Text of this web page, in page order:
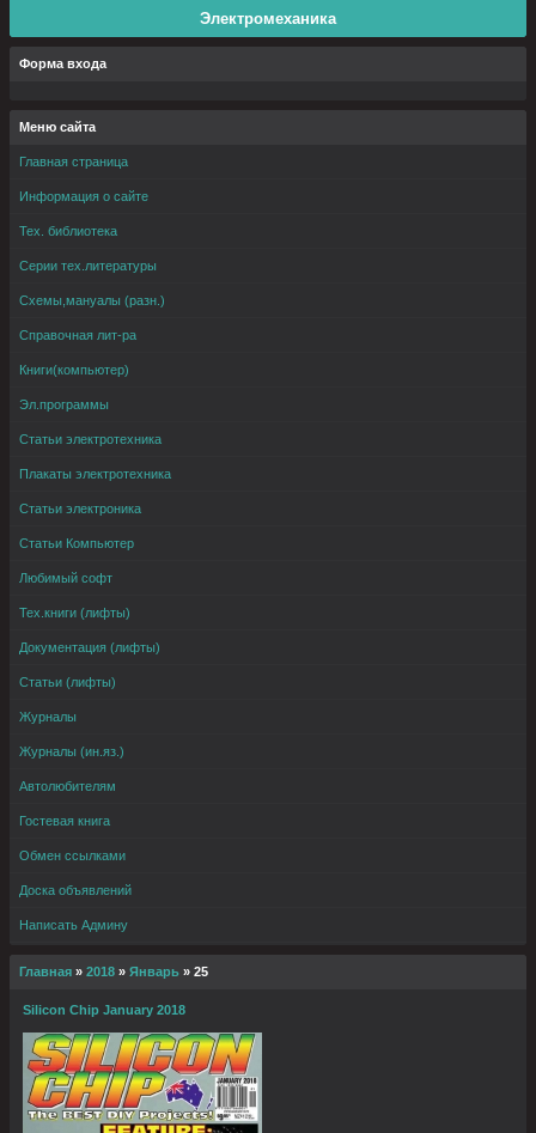
Электромеханика
Форма входа
Меню сайта
Главная страница
Информация о сайте
Тех. библиотека
Серии тех.литературы
Схемы,мануалы (разн.)
Справочная лит-ра
Книги(компьютер)
Эл.программы
Статьи электротехника
Плакаты электротехника
Статьи электроника
Статьи Компьютер
Любимый софт
Тех.книги (лифты)
Документация (лифты)
Статьи (лифты)
Журналы
Журналы (ин.яз.)
Автолюбителям
Гостевая книга
Обмен ссылками
Доска объявлений
Написать Админу
Главная » 2018 » Январь » 25
Silicon Chip January 2018